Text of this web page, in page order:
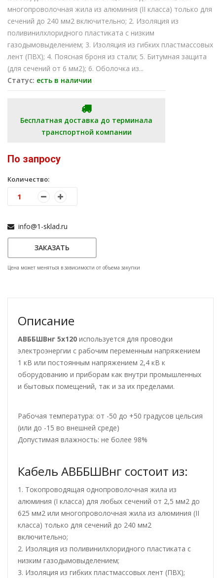
многопроволочная жила из алюминия (II класса) только для
сечений до 240 мм2 включительно; 2. Изоляция из
поливинилхлоридного пластиката с низким
газодымовыделением; 3. Изоляция из гибких пластмассовых
лент (ПВХ); 4. Поясная броня из стали; 5. Битумная защита
(для сечений от 6 мм2); 6. Оболочка из...
Статус: есть в наличии
Бесплатная доставка до терминала
транспортной компании
По запросу
Количество:
info@1-sklad.ru
ЗАКАЗАТЬ
Цена может меняться в зависимости от объема закупки
Описание
АВББШВнг 5х120 используется для проводки
электроэнергии с рабочим переменным напряжением
1 кВ или постоянным напряжением 2,4 кВ к
оборудованию и приборам как внутри промышленных
и бытовых помещений, так и за их пределами.
Рабочая температура: от -50 до +50 градусов цельсия
(или до -15 во внешней среде)
Допустимая влажность: не более 98%
Кабель АВББШВнг состоит из:
1. Токопроводящая однопроволочная жила из
алюминия (I класса) для любых сечений от 2,5 мм2 до
625 мм2 или многопроволочная жила из алюминия (II
класса) только для сечений до 240 мм2
включительно;
2. Изоляция из поливинилхлоридного пластиката с
низким газодымовыделением;
3. Изоляция из гибких пластмассовых лент (ПВХ);